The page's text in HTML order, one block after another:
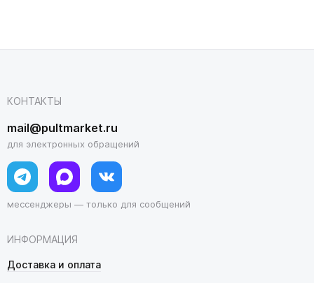
ИНФОРМАЦИЯ
Доставка и оплата
КОНТАКТЫ
mail@pultmarket.ru
для электронных обращений
мессенджеры — только для сообщений